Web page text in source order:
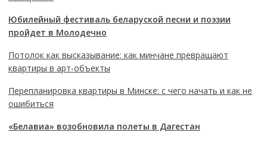
Юбилейный фестиваль беларуской песни и поэзии
пройдет в Молодечно
Потолок как высказывание: как минчане превращают
квартиры в арт-объекты
Перепланировка квартиры в Минске: с чего начать и как не
ошибиться
«Белавиа» возобновила полеты в Дагестан